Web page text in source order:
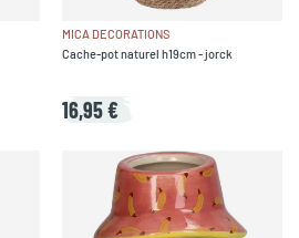
MICA DECORATIONS
Cache-pot naturel h19cm - jorck
16,95 €